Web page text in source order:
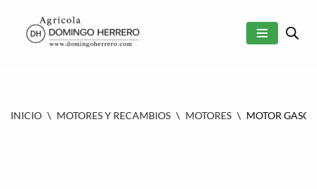
SALTAR
INICIO \ MOTORES Y RECAMBIOS \ MOTORES \ MOTOR